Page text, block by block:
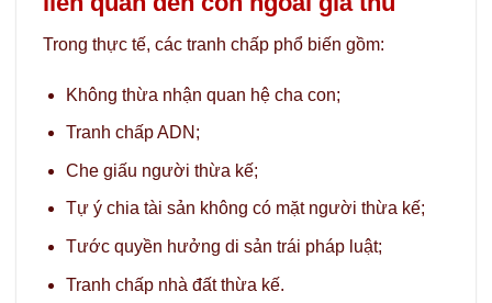
Trong thực tế, các tranh chấp phổ biến gồm:
Không thừa nhận quan hệ cha con;
Tranh chấp ADN;
Che giấu người thừa kế;
Tự ý chia tài sản không có mặt người thừa kế;
Tước quyền hưởng di sản trái pháp luật;
Tranh chấp nhà đất thừa kế.